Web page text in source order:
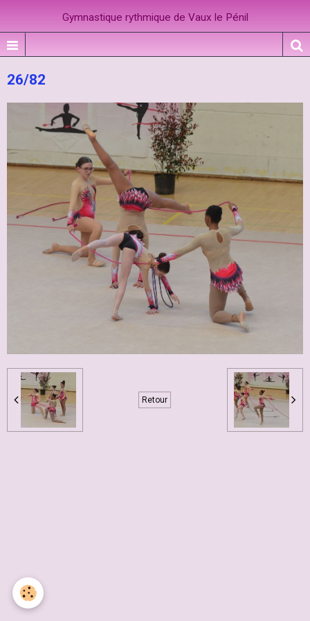
Gymnastique rythmique de Vaux le Pénil
26/82
Retour